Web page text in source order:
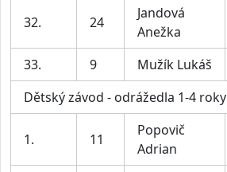
32. 24
Jandová
Anežka
33. 9 Mužík Lukáš
Dětský závod - odrážedla 1-4 roky
1. 11
Popovič
Adrian